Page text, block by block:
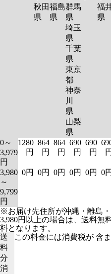
秋田
県
福島
県
群馬
県
埼玉
県
千葉
県
東京
都
神奈
川
県
山梨
県
福
県
0～
3,979
円
1280
円
864
円
864
円
690
円
690
円
円
3,980
～
9,799
円
0円 0円 0円 0円 0円 0円
※お届け先住所が沖縄・離島
3,980円以上の場合は、送料無
料となります。
送
料
分
消
この料金には消費税が 含